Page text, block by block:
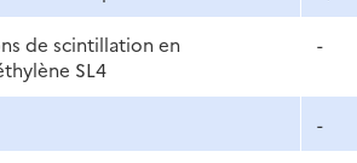
de scintillation en
SL4
-
-